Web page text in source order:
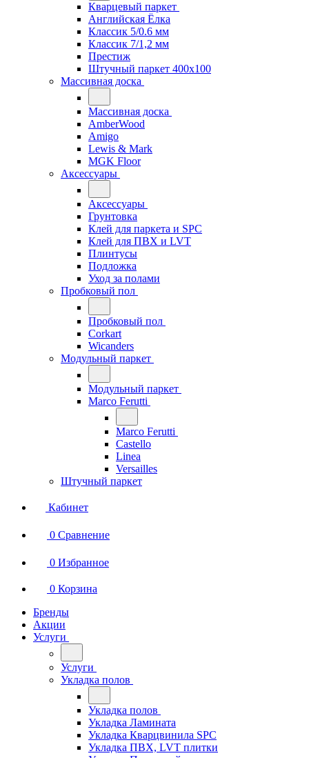
Кварцевый паркет
Английская Ёлка
Классик 5/0.6 мм
Классик 7/1,2 мм
Престиж
Штучный паркет 400x100
Массивная доска
Массивная доска
AmberWood
Amigo
Lewis & Mark
MGK Floor
Аксессуары
Аксессуары
Грунтовка
Клей для паркета и SPC
Клей для ПВХ и LVT
Плинтусы
Подложка
Уход за полами
Пробковый пол
Пробковый пол
Corkart
Wicanders
Модульный паркет
Модульный паркет
Marco Ferutti
Marco Ferutti
Castello
Linea
Versailles
Штучный паркет
Кабинет
0 Сравнение
0 Избранное
0 Корзина
Бренды
Акции
Услуги
Услуги
Укладка полов
Укладка полов
Укладка Ламината
Укладка Кварцвинила SPC
Укладка ПВХ, LVT плитки